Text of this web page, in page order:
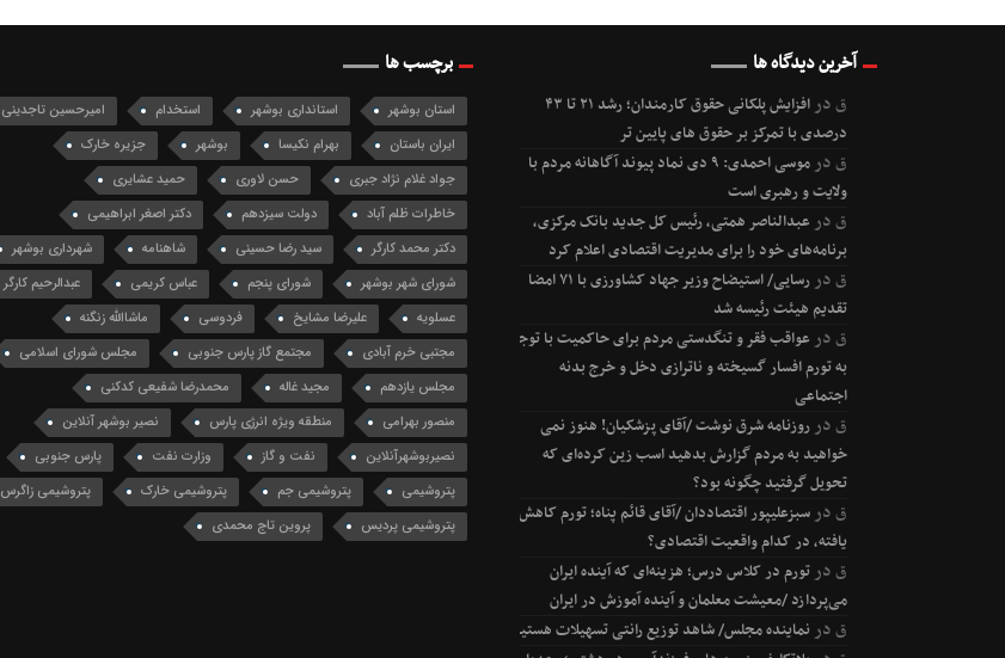
آخرین دیدگاه ها
قدر
افزایش پلکانی حقوق کارمندان؛ رشد ۲۱ تا ۴۳
درصدی با تمرکز بر حقوق های پایین تر
قدر
موسی احمدی: ۹ دی نماد پیوند آگاهانه مردم با
ولایت و رهبری است
قدرعبدالناصر همتی، رئیس کل جدید بانک مرکزی،
برنامه‌های خود را برای مدیریت اقتصادی اعلام کرد
قدر
رسایی/ استیضاح وزیر جهاد کشاورزی با ۷۱ امضا
تقدیم هیئت رئیسه شد
قدرعواقب فقر و تنگدستی مردم برای حاکمیت با توجه
به تورم افسار گسیخته و ناترازی دخل و خرج بدنه
اجتماعی
قدرروزنامه شرق نوشت /آقای پزشکیان! هنوز نمی
خواهید به مردم گزارش بدهید اسب زین کرده‌ای که
تحویل گرفتید چگونه بود؟
قدرسبزعلیپور اقتصاددان /آقای قائم پناه؛ تورم کاهش
یافته، در کدام واقعیت اقتصادی؟
قدرتورم در کلاس درس؛ هزینه‌ای که آینده ایران
می‌پردازد /معیشت معلمان و آینده آموزش در ایران
قدرنماینده مجلس/ شاهد توزیع رانتی تسهیلات هستیم
برچسب ها
استان بوشهر استانداری بوشهر استخدام
امیرحسین تاجدینی
ایران باستان
بهرام نکیسا بوشهر
جزیره خارک
جواد غلام نژاد جبری
حسن لاوری
حمید عشایری
خاطرات ظلم آباد
دولت سیزدهم
دکتر اصغر ابراهیمی
دکتر محمد کارگر
سید رضا حسینی شاهنامه
شهرداری بوشهر
شورای شهر بوشهر
شورای پنجم عباس کریمی
عبدالرحیم کارگر
عسلویه
علیرضا مشایخ فردوسی
ماشاالله زنگنه
مجتبی خرم آبادی
مجتمع گاز پارس جنوبی
مجلس شورای اسلامی
مجلس یازدهم
مجید غاله
محمدرضا شفیعی کدکنی
منصور بهرامی
منطقه ویژه انرژی پارس
نصیر بوشهر آنلاین
نصیربوشهرآنلاین
نفت و گاز وزارت نفت
پارس جنوبی
پتروشیمی
پتروشیمی جم پتروشیمی خارک
پتروشیمی زاگرس
پتروشیمی پردیس
پروین تاج محمدی